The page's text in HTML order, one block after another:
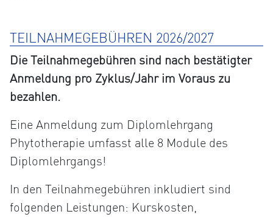
TEILNAHMEGEBÜHREN 2026/2027
Die Teilnahmegebühren sind nach bestätigter
Anmeldung pro Zyklus/Jahr im Voraus zu
bezahlen.
Eine Anmeldung zum Diplomlehrgang
Phytotherapie umfasst alle 8 Module des
Diplomlehrgangs!
In den Teilnahmegebühren inkludiert sind
folgenden Leistungen: Kurskosten,